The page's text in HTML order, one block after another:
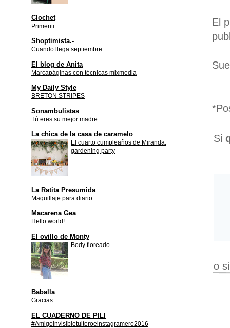
El
Si
o
Clochet
Primeriti
Shoptimista.-
Cuando llega septiembre
El blog de Anita
Marcapáginas con técnicas mixmedia
My Daily Style
BRETON STRIPES
Sonambulistas
Tú eres su mejor madre
La chica de la casa de caramelo
El cuarto cumpleaños de Miranda:
gardening party
La Ratita Presumida
Maquillaje para diario
Macarena Gea
Hello world!
El ovillo de Monty
Body floreado
Baballa
Gracias
EL CUADERNO DE PILI
#Amigoinvisibletuiteroeinstagramero2016